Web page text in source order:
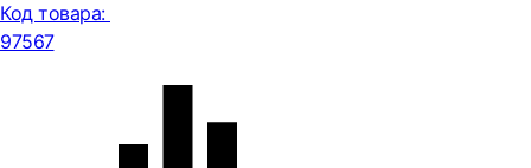
Код товара:
97567